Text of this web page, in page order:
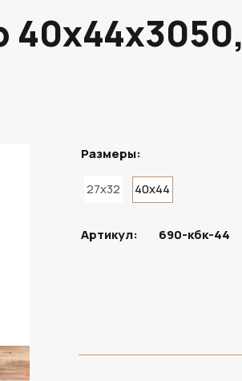
ПОД ЗАКАЗ
Размеры:
27x32 40x44
Артикул: 690-кбк-44